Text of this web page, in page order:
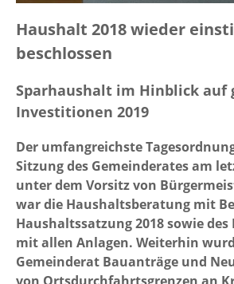
Haushalt 2018 wieder
beschlossen
Sparhaushalt im Hinblick auf
Investitionen 2019
Der umfangreichste
Sitzung des Gemeinderates am
unter dem Vorsitz von
war die Haushaltsberatung mit
Haushaltssatzung 2018 sowie
mit allen Anlagen. Weiterhin
Gemeinderat Bauanträge und